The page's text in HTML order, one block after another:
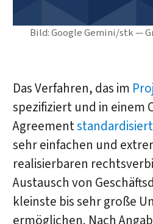
Bild: Google Gemini/stk —
Das Verfahren, das im
spezifiziert und in einem
Agreementstandardisiert
sehr einfachen und
realisierbaren
Austausch von
kleinste bis sehr große